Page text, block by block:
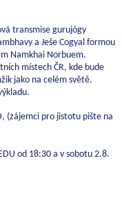
transmise gurujógy
a Ješe Cogyal formou
Namkhai Norbuem.
místech ČR, kde bude
jako na celém světě.
(zájemci pro jistotu pište na
od 18:30 a v sobotu 2.8.